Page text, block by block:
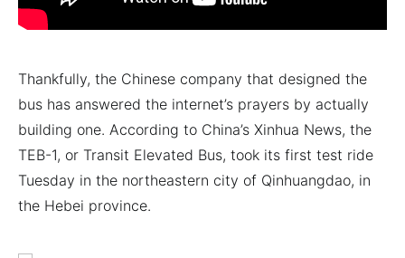
Thankfully, the Chinese company that designed the
bus has answered the internet’s prayers by actually
building one. According to China’s Xinhua News, the
TEB-1, or Transit Elevated Bus, took its first test ride
Tuesday in the northeastern city of Qinhuangdao, in
the Hebei province.